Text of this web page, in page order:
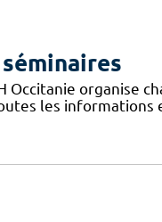
Occitanie organise
les informations